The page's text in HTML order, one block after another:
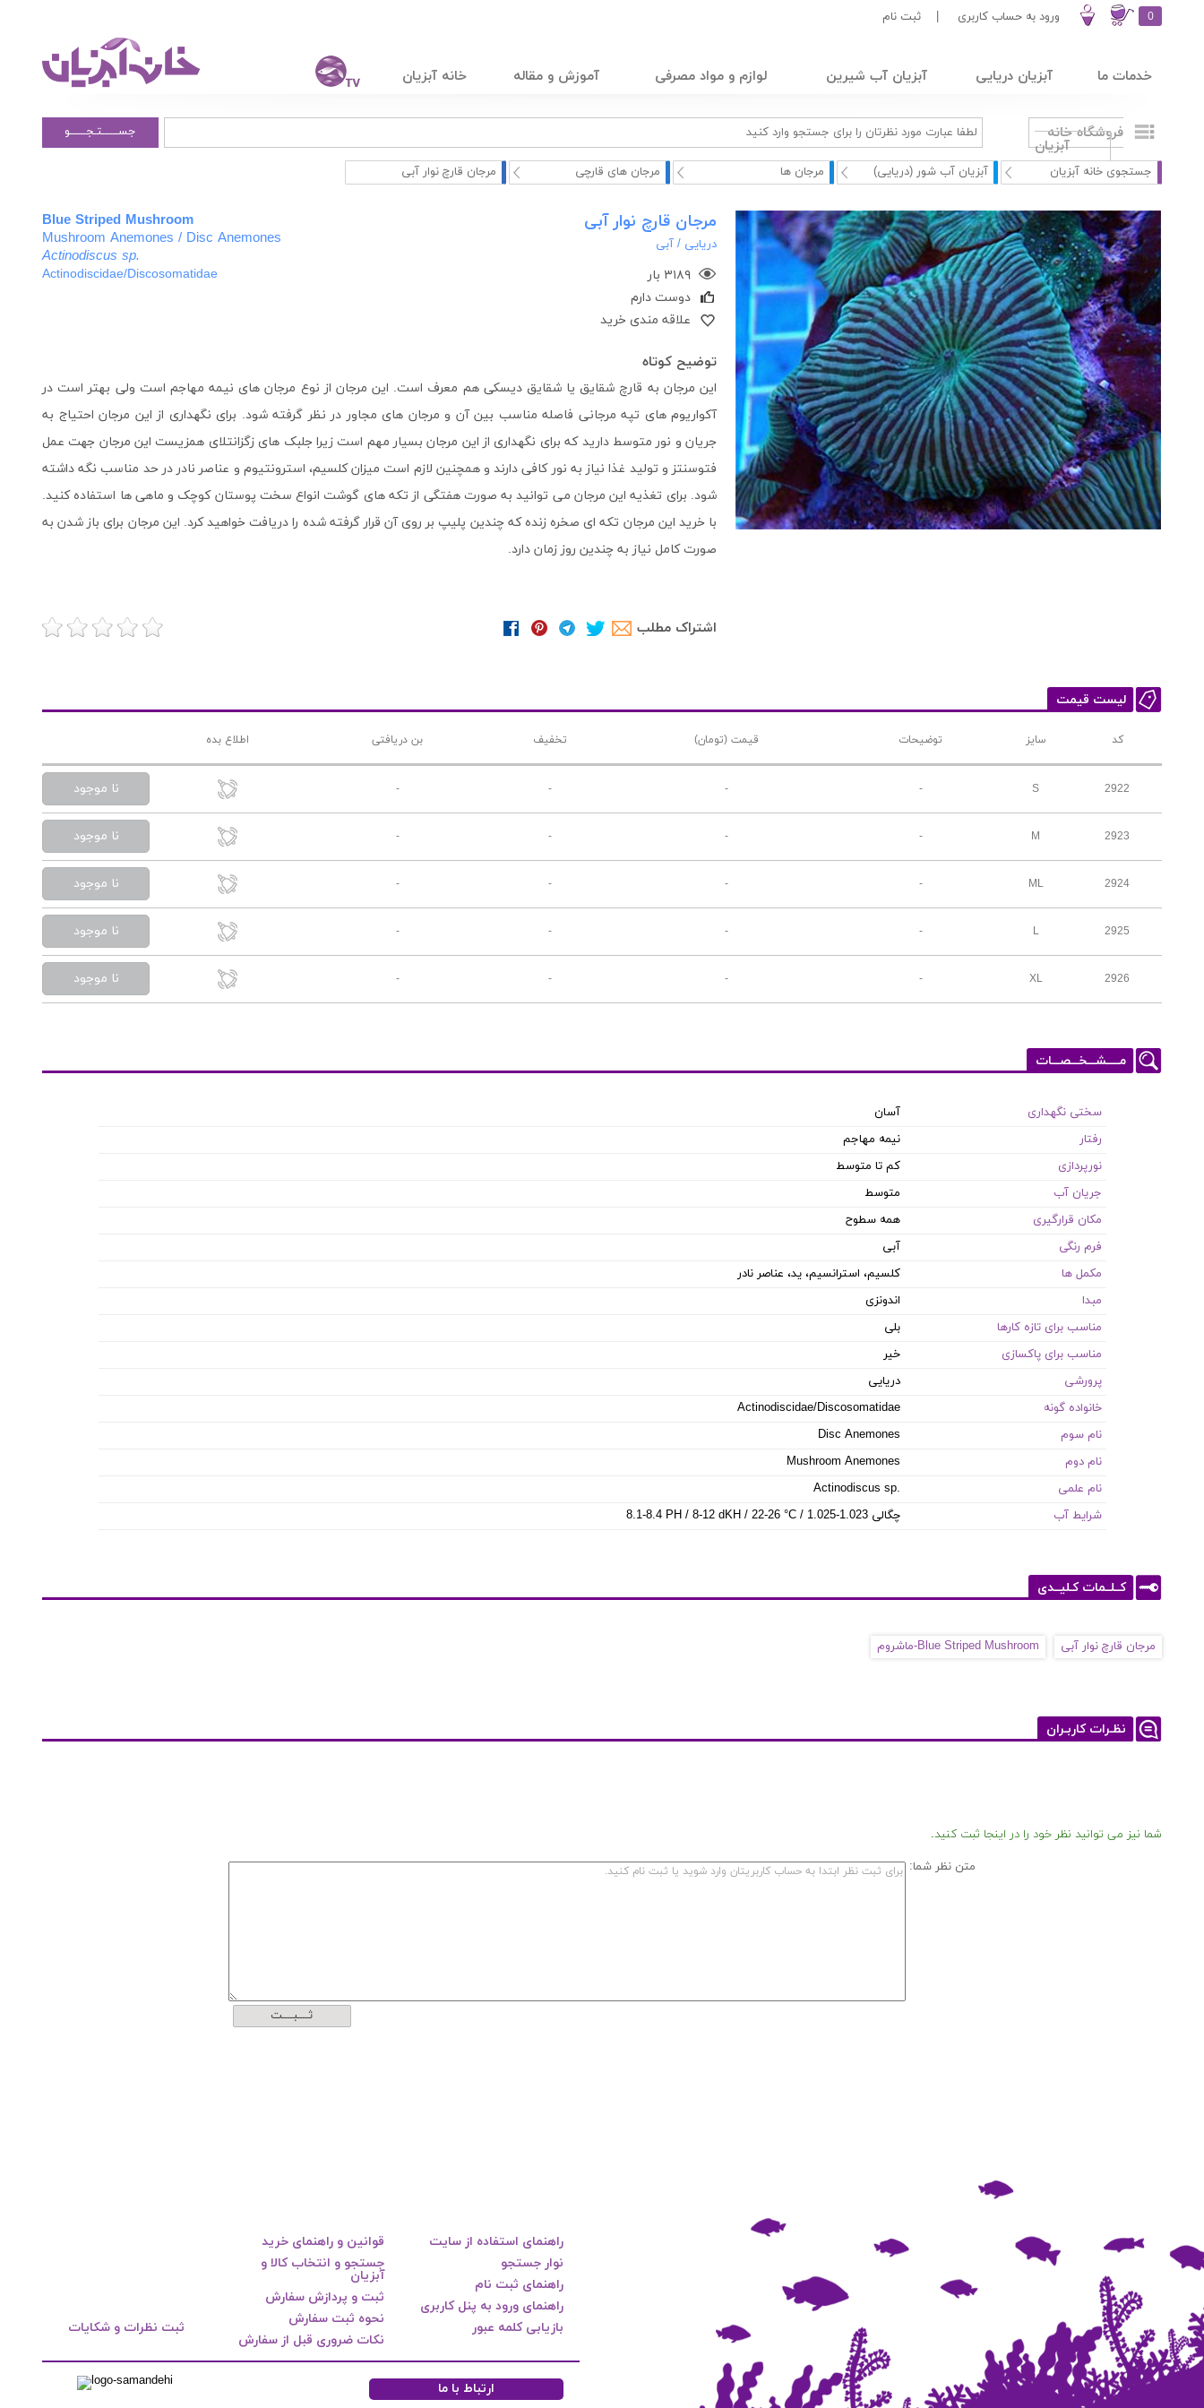
0 ورود به حساب کاربری ثبت نام
خدمات ما آبزیان دریایی آبزیان آب شیرین لوازم و مواد مصرفی آموزش و مقاله خانه آبزیان
فروشگاه خانه
آبزیان
جســــــتـجــــــو
جستجوی خانه آبزیان آبزیان آب شور (دریایی) مرجان ها مرجان های قارچی مرجان قارچ نوار آبی
مرجان قارچ نوار آبی
دریایی / آبی
۳۱۸۹ بار
دوست دارم
علاقه مندی خرید
Blue Striped Mushroom
Mushroom Anemones / Disc Anemones
Actinodiscus sp.
Actinodiscidae/Discosomatidae
توضیح کوتاه
این مرجان به قارچ شقایق یا شقایق دیسکی هم معرف است. این مرجان از نوع مرجان های نیمه مهاجم است ولی بهتر است در
آکواریوم های تپه مرجانی فاصله مناسب بین آن و مرجان های مجاور در نظر گرفته شود. برای نگهداری از این مرجان احتیاج به
جریان و نور متوسط دارید که برای نگهداری از این مرجان بسیار مهم است زیرا جلبک های زگزانتلای همزیست این مرجان جهت عمل
فتوسنتز و تولید غذا نیاز به نور کافی دارند و همچنین لازم است میزان کلسیم، استرونتیوم و عناصر نادر در حد مناسب نگه داشته
شود. برای تغذیه این مرجان می توانید به صورت هفتگی از تکه های گوشت انواع سخت پوستان کوچک و ماهی ها استفاده کنید.
با خرید این مرجان تکه ای صخره زنده که چندین پلیپ بر روی آن قرار گرفته شده را دریافت خواهید کرد. این مرجان برای باز شدن به
صورت کامل نیاز به چندین روز زمان دارد.
اشتراک مطلب
لیست قیمت
کد سایز توضیحات قیمت (تومان) تخفیف بن دریافتی اطلاع بده
2922
S
-
-
-
- نا موجود
2923
M
-
-
-
- نا موجود
2924
ML
-
-
-
- نا موجود
2925
L
-
-
-
- نا موجود
2926
XL
-
-
-
- نا موجود
مـــــشـــخـــصـــات
سختی نگهداری
آسان
رفتار
نیمه مهاجم
نورپردازی
کم تا متوسط
جریان آب
متوسط
مکان قرارگیری
همه سطوح
فرم رنگی
آبی
مکمل ها
کلسیم، استرانسیم، ید، عناصر نادر
مبدا
اندونزی
مناسب برای تازه کارها
بلی
مناسب برای پاکسازی
خیر
پرورشی
دریایی
خانواده گونه
Actinodiscidae/Discosomatidae
نام سوم
Disc Anemones
نام دوم
Mushroom Anemones
نام علمی
Actinodiscus sp.
شرایط آب
8.1-8.4 PH / 8-12 dKH / 22-26 °C / چگالی 1.023-1.025
کــلــمات کـلیــدی
مرجان قارچ نوار آبی Blue Striped Mushroom-ماشروم
نظـرات کاربـران
شما نیز می توانید نظر خود را در اینجا ثبت کنید.
متن نظر شما:
ثــــبــــت
راهنمای استفاده از سایت
نوار جستجو
راهنمای ثبت نام
راهنمای ورود به پنل کاربری
بازیابی کلمه عبور
قوانین و راهنمای خرید
جستجو و انتخاب کالا و
آبزیان
ثبت و پردازش سفارش
نحوه ثبت سفارش
نکات ضروری قبل از سفارش
ثبت نظرات و شکایات
ارتباط با ما